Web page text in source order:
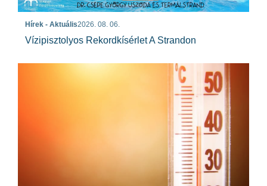
Hírek - Aktuális2026. 08. 06.
Vízipisztolyos Rekordkísérlet A Strandon